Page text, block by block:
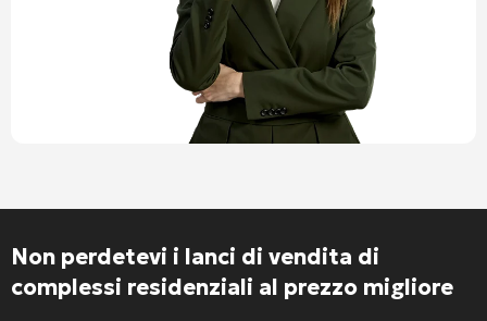
Non perdetevi i lanci di vendita di
complessi residenziali al prezzo migliore